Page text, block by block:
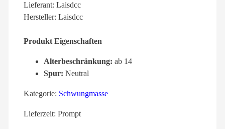
Lieferant: Laisdcc
Hersteller: Laisdcc
Produkt Eigenschaften
Alterbeschränkung: ab 14
Spur: Neutral
Kategorie: Schwungmasse
Lieferzeit: Prompt